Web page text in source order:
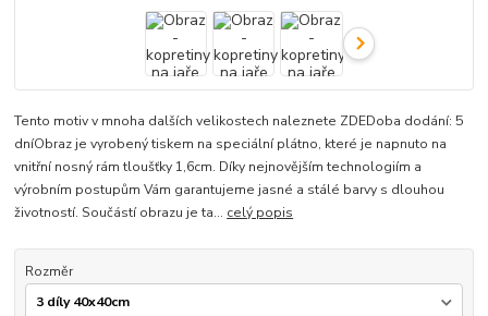
Tento motiv v mnoha dalších velikostech naleznete ZDEDoba dodání: 5
dníObraz je vyrobený tiskem na speciální plátno, které je napnuto na
vnitřní nosný rám tloušťky 1,6cm. Díky nejnovějším technologiím a
výrobním postupům Vám garantujeme jasné a stálé barvy s dlouhou
životností. Součástí obrazu je ta... celý popis
Rozměr